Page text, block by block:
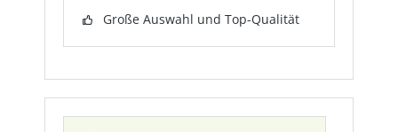
Große Auswahl und Top-Qualität